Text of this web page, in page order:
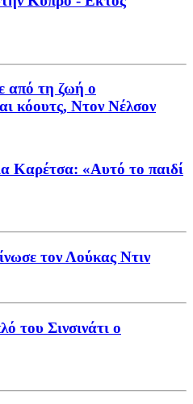
από τη ζωή ο
κόουτς, Ντον Νέλσον
Καρέτσα: «Αυτό το παιδί
τον Λούκας Ντιν
του Σινσινάτι ο